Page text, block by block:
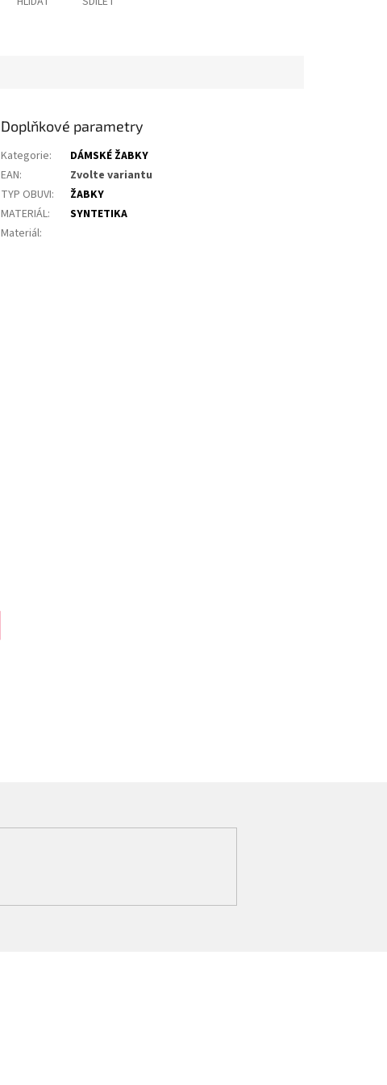
Doplňkové parametry
Kategorie:
DÁMSKÉ ŽABKY
EAN:
Zvolte variantu
TYP OBUVI:
ŽABKY
MATERIÁL:
SYNTETIKA
Materiál: